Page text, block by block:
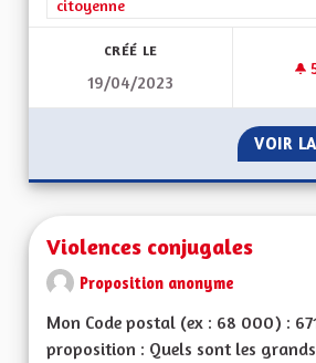
citoyenne
CRÉÉ LE
19/04/2023
VOIR
Violences conjugales
Proposition anonyme
Mon Code postal (ex : 68 000) :
proposition : Quels sont les